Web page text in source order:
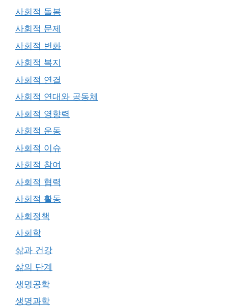
사회적 돌봄
사회적 문제
사회적 변화
사회적 복지
사회적 연결
사회적 연대와 공동체
사회적 영향력
사회적 운동
사회적 이슈
사회적 참여
사회적 협력
사회적 활동
사회정책
사회학
삶과 건강
삶의 단계
생명공학
생명과학